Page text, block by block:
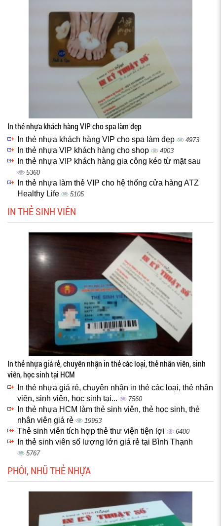
In thẻ nhựa khách hàng VIP cho spa làm đẹp
In thẻ nhựa khách hàng VIP cho spa làm đẹp 4973
In thẻ nhựa VIP khách hàng cho shop 4903
In thẻ nhựa VIP khách hàng gia công kéo từ mặt sau
5360
In thẻ nhựa làm thẻ VIP cho hệ thống cửa hàng ATZ
Healthy Life
5105
IN THẺ SINH VIÊN
In thẻ nhựa giá rẻ, chuyên nhận in thẻ các loại, thẻ nhân viên, sinh
viên, học sinh tại HCM
In thẻ nhựa giá rẻ, chuyên nhận in thẻ các loại, thẻ nhân
viên, sinh viên, học sinh tại...
7560
In thẻ nhựa HCM làm thẻ sinh viên, thẻ học sinh, thẻ
nhân viên giá rẻ
19953
Thẻ sinh viên tích hợp thẻ thư viện tiện lợi 6400
In thẻ sinh viên số lượng lớn giá rẻ tại Bình Thạnh
5767
PHÔI, NHŨ THẺ NHỰA